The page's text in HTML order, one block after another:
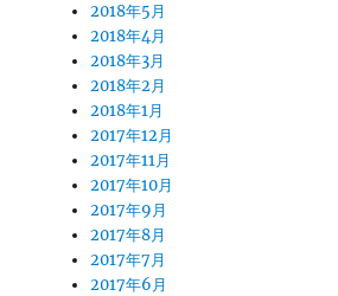
2018年5月
2018年4月
2018年3月
2018年2月
2018年1月
2017年12月
2017年11月
2017年10月
2017年9月
2017年8月
2017年7月
2017年6月